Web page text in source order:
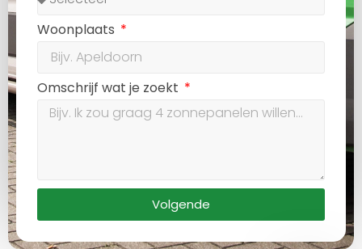
Woonplaats
Omschrijf wat je zoekt
Volgende